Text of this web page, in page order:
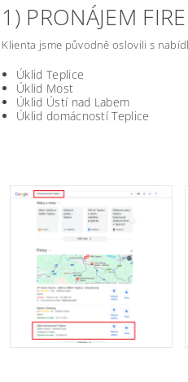
1) PRONÁJEM
Klienta jsme původně oslovili s
Úklid Teplice
Úklid Most
Úklid Ústí nad Labem
Úklid domácností Teplice